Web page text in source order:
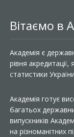
Вітаємо в
Академія є
рівня
статистики
Академія готує
багатьох
випускників
на різноманітних